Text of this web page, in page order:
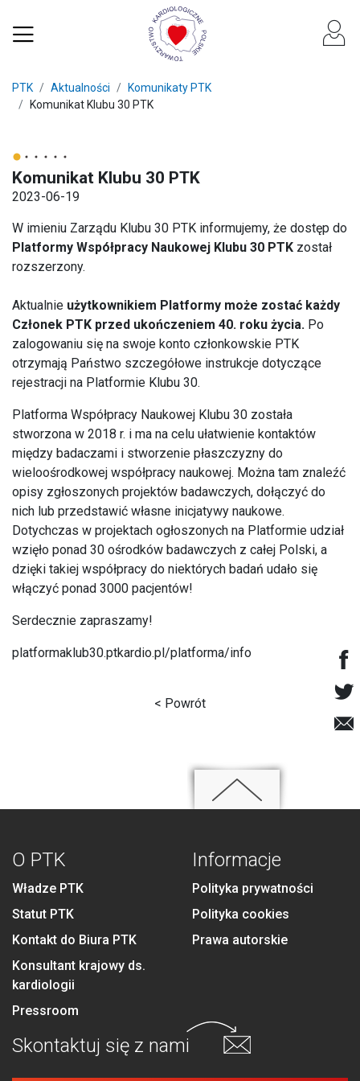
PTK Aktualności
Komunikaty PTK
Komunikat Klubu 30 PTK
Komunikat Klubu 30 PTK
2023-06-19
W imieniu Zarządu Klubu 30 PTK informujemy, że dostęp do
Platformy Współpracy Naukowej Klubu 30 PTK został
rozszerzony.
Aktualnie użytkownikiem Platformy może zostać każdy
Członek PTK przed ukończeniem 40. roku życia. Po
zalogowaniu się na swoje konto członkowskie PTK
otrzymają Państwo szczegółowe instrukcje dotyczące
rejestracji na Platformie Klubu 30.
Platforma Współpracy Naukowej Klubu 30 została
stworzona w 2018 r. i ma na celu ułatwienie kontaktów
między badaczami i stworzenie płaszczyzny do
wieloośrodkowej współpracy naukowej. Można tam znaleźć
opisy zgłoszonych projektów badawczych, dołączyć do
nich lub przedstawić własne inicjatywy naukowe.
Dotychczas w projektach ogłoszonych na Platformie udział
wzięło ponad 30 ośrodków badawczych z całej Polski, a
dzięki takiej współpracy do niektórych badań udało się
włączyć ponad 3000 pacjentów!
Serdecznie zapraszamy!
platformaklub30.ptkardio.pl/platforma/info
< Powrót
O PTK
Władze PTK
Statut PTK
Kontakt do Biura PTK
Konsultant krajowy ds.
kardiologii
Pressroom
Informacje
Polityka prywatności
Polityka cookies
Prawa autorskie
Skontaktuj się z nami